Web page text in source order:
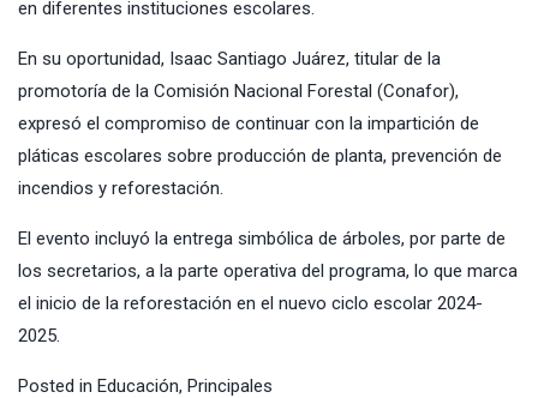
en diferentes instituciones escolares.
En su oportunidad, Isaac Santiago Juárez, titular de la
promotoría de la Comisión Nacional Forestal (Conafor),
expresó el compromiso de continuar con la impartición de
pláticas escolares sobre producción de planta, prevención de
incendios y reforestación.
El evento incluyó la entrega simbólica de árboles, por parte de
los secretarios, a la parte operativa del programa, lo que marca
el inicio de la reforestación en el nuevo ciclo escolar 2024-
2025.
Posted in Educación, Principales